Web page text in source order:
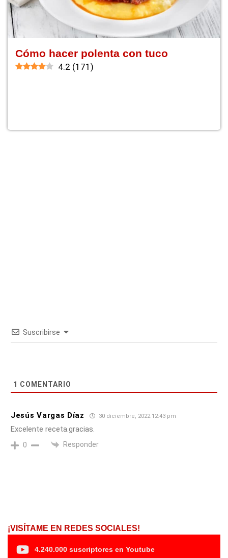
Cómo hacer polenta con tuco
4.2 (171 )
Suscribirse
1 COMENTARIO
Jesús Vargas Díaz 30 diciembre, 2022 12:43 pm
Excelente receta.gracias.
0 Responder
¡VISÍTAME EN REDES SOCIALES!
4.240.000 suscriptores en Youtube